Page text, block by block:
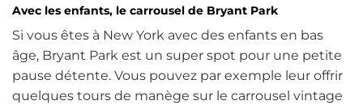
Avec les enfants, le carrousel de Bryant Park
Si vous êtes à New York avec des enfants en bas
âge, Bryant Park est un super spot pour une petite
pause détente. Vous pouvez par exemple leur offrir
quelques tours de manège sur le carrousel vintage